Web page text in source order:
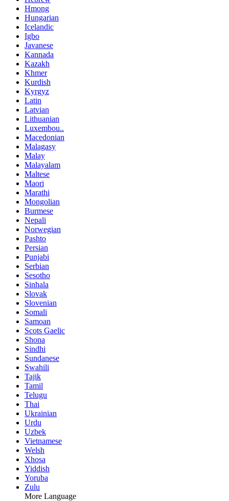
Hmong
Hungarian
Icelandic
Igbo
Javanese
Kannada
Kazakh
Khmer
Kurdish
Kyrgyz
Latin
Latvian
Lithuanian
Luxembou..
Macedonian
Malagasy
Malay
Malayalam
Maltese
Maori
Marathi
Mongolian
Burmese
Nepali
Norwegian
Pashto
Persian
Punjabi
Serbian
Sesotho
Sinhala
Slovak
Slovenian
Somali
Samoan
Scots Gaelic
Shona
Sindhi
Sundanese
Swahili
Tajik
Tamil
Telugu
Thai
Ukrainian
Urdu
Uzbek
Vietnamese
Welsh
Xhosa
Yiddish
Yoruba
Zulu
More Language